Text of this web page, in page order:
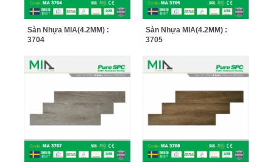
Sàn Nhựa MIA(4.2MM) :
3704
Sàn Nhựa MIA(4.2MM) :
3705